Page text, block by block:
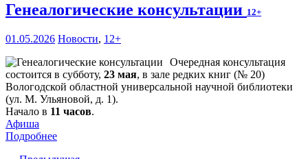
Генеалогические консультации 12+
01.05.2026 Новости, 12+
Очередная консультация
состоится в субботу, 23 мая, в зале редких книг (№ 20)
Вологодской областной универсальной научной библиотеки
(ул. М. Ульяновой, д. 1).
Начало в 11 часов.
Афиша
Подробнее